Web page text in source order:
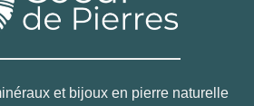
et bijoux en pierre naturelle